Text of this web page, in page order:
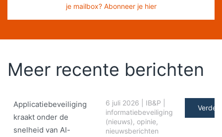
je mailbox? Abonneer je hier
Meer recente berichten
Applicatiebeveiliging
kraakt onder de
snelheid van AI-
6 juli 2026 IB&P
informatiebeveiliging
(nieuws), opinie,
nieuwsberichten
Verder